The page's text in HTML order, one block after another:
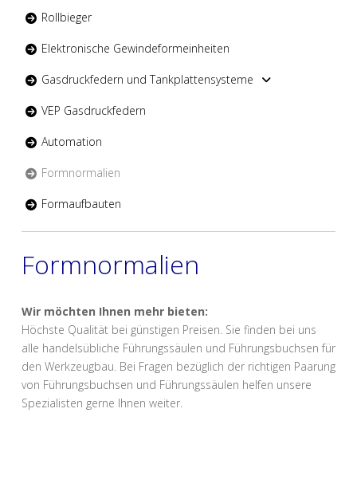
Rollbieger
Elektronische Gewindeformeinheiten
Gasdruckfedern und Tankplattensysteme
VEP Gasdruckfedern
Automation
Formnormalien
Formaufbauten
Formnormalien
Wir möchten Ihnen mehr bieten:
Höchste Qualität bei günstigen Preisen. Sie finden bei uns
alle handelsübliche Führungssäulen und Führungsbuchsen für
den Werkzeugbau. Bei Fragen bezüglich der richtigen Paarung
von Führungsbuchsen und Führungssäulen helfen unsere
Spezialisten gerne Ihnen weiter.